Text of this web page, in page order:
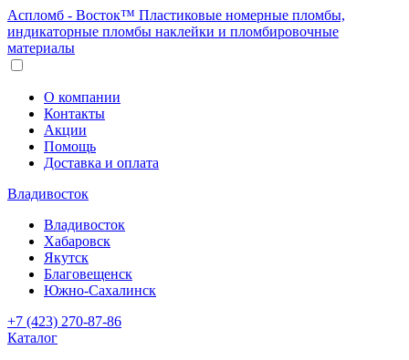
Аспломб - Восток™ Пластиковые номерные пломбы,
индикаторные пломбы наклейки и пломбировочные
материалы
О компании
Контакты
Акции
Помощь
Доставка и оплата
Владивосток
Владивосток
Хабаровск
Якутск
Благовещенск
Южно-Сахалинск
+7 (423) 270-87-86
Каталог